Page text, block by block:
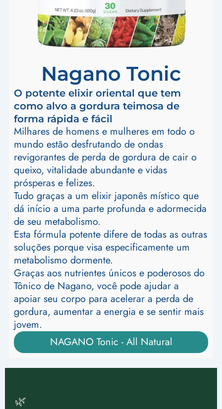
Nagano Tonic
O potente elixir oriental que tem
como alvo a gordura teimosa de
forma rápida e fácil
Milhares de homens e mulheres em todo o
mundo estão desfrutando de ondas
revigorantes de perda de gordura de cair o
queixo, vitalidade abundante e vidas
prósperas e felizes.
Tudo graças a um elixir japonês místico que
dá início a uma parte profunda e adormecida
de seu metabolismo.
Esta fórmula potente difere de todas as outras
soluções porque visa especificamente um
metabolismo dormente.
Graças aos nutrientes únicos e poderosos do
Tônico de Nagano, você pode ajudar a
apoiar seu corpo para acelerar a perda de
gordura, aumentar a energia e se sentir mais
jovem.
NAGANO Tonic - All Natural
🌿